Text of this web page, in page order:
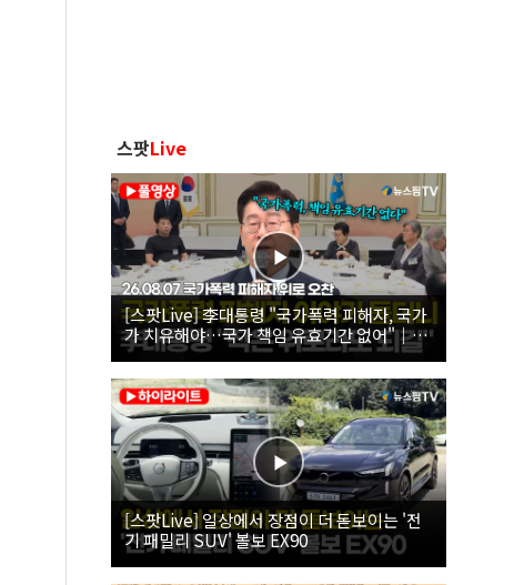
스팟Live
[스팟Live] 李대통령 "국가폭력 피해자, 국가
가 치유해야…국가 책임 유효기간 없어"｜
26.08.07 국가폭력 피해자 위로 오찬
[스팟Live] 일상에서 장점이 더 돋보이는 '전
기 패밀리 SUV' 볼보 EX90